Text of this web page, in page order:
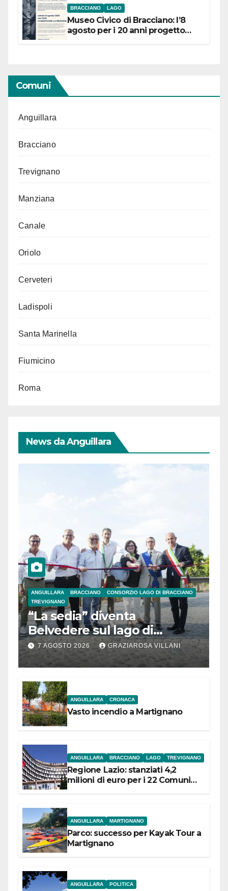
BRACCIANO LAGO
Museo Civico di Bracciano: l’8
agosto per i 20 anni progetto
Comuni
Anguillara
Bracciano
Trevignano
Manziana
Canale
Oriolo
Cerveteri
Ladispoli
Santa Marinella
Fiumicino
Roma
News da Anguillara
ANGUILLARA BRACCIANO
CONSORZIO LAGO DI BRACCIANO
TREVIGNANO
“La sedia” diventa
Belvedere sul lago di
Bracciano: ieri
l’inaugurazione
7 AGOSTO 2026 GRAZIAROSA VILLANI
ANGUILLARA CRONACA
Vasto incendio a Martignano
ANGUILLARA BRACCIANO LAGO TREVIGNANO
Regione Lazio: stanziati 4,2
milioni di euro per i 22 Comuni
ANGUILLARA MARTIGNANO
Parco: successo per Kayak Tour a
Martignano
ANGUILLARA POLITICA